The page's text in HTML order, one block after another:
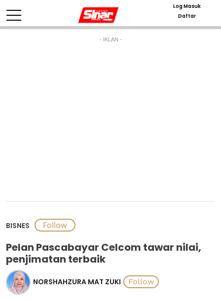
Log Masuk
Daftar
- IKLAN -
BISNES
Pelan Pascabayar Celcom tawar nilai,
penjimatan terbaik
NORSHAHZURA MAT ZUKI